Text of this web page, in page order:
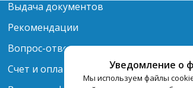
Уведомление о
Мы используем файлы
Выдача документов
Рекомендации
Вопрос-ответ
Счет и оплата